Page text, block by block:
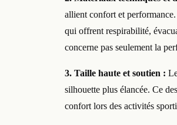
allient confort et
qui offrent respirabilité,
concerne pas seulement la
3. Taille haute et soutien :
silhouette plus élancée. Ce
confort lors des activités